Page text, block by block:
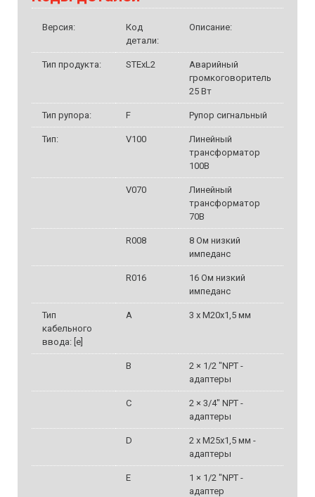
Версия:
Код
детали:
Описание:
Тип продукта: STExL2
Аварийный
громкоговоритель
25 Вт
Тип рупора: F Рупор сигнальный
Тип: V100
Линейный
трансформатор
100В
V070
Линейный
трансформатор
70В
R008
8 Ом низкий
импеданс
R016
16 Ом низкий
импеданс
Тип
кабельного
ввода: [e]
A 3 x M20x1,5 мм
B
2 × 1/2 "NPT -
адаптеры
C
2 × 3/4" NPT -
адаптеры
D
2 x M25x1,5 мм -
адаптеры
E
1 × 1/2 "NPT -
адаптер